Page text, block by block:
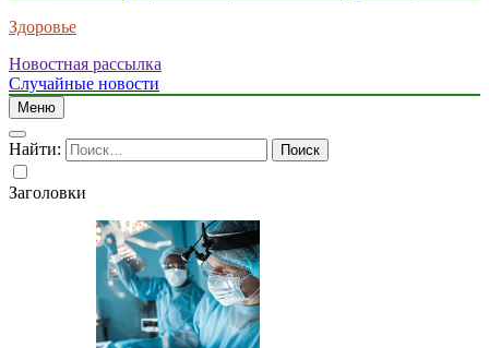
Здоровье
Новостная рассылка
Случайные новости
Меню
Найти:
Заголовки